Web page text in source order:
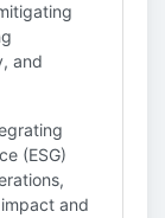
and
(ESG)
and